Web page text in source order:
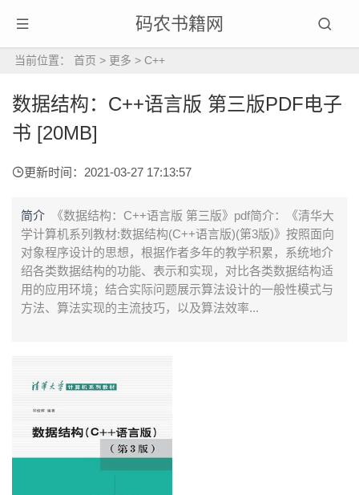
码农书籍网
当前位置： 首页 > 更多 > C++
数据结构：C++语言版 第三版PDF电子
书 [20MB]
更新时间：2021-03-27 17:13:57
简介
《数据结构：C++语言版 第三版》pdf简介：《清华大
学计算机系列教材:数据结构(C++语言版)(第3版)》按照面向
对象程序设计的思想，根据作者多年的教学积累，系统地介
绍各类数据结构的功能、表示和实现，对比各类数据结构适
用的应用环境；结合实际问题展示算法设计的一般性模式与
方法、算法实现的主流技巧，以及算法效率...